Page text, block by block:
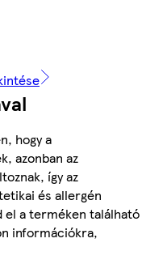
hogy a
azonban az
így az
és allergén
el a terméken található
információkra,